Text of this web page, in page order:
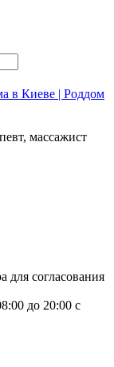
массажист
для согласования
до 20:00 с